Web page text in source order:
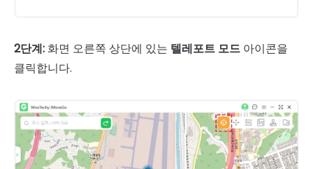
2단계: 화면 오른쪽 상단에 있는 텔레포트 모드 아이콘을
클릭합니다.